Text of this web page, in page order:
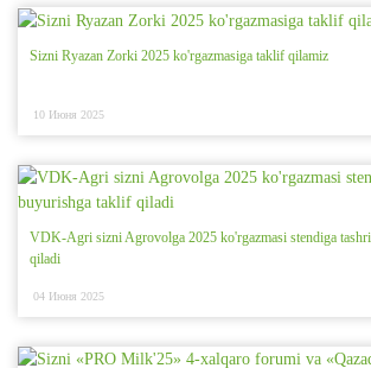
Sizni Ryazan Zorki 2025 ko'rgazmasiga taklif qilamiz
10 Июня 2025
VDK-Agri sizni Agrovolga 2025 ko'rgazmasi stendiga
qiladi
04 Июня 2025